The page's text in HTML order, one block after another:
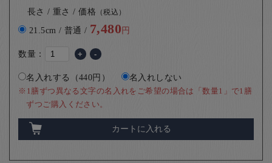
長さ / 重さ / 価格 （税込）
21.5cm / 普通 / 7,480円
数量： + -
名入れする（440円） 名入れしない
※1膳ずつ異なる文字の名入れをご希望の場合は「数量1」で1膳
ずつご購入ください。
カートに入れる